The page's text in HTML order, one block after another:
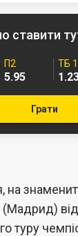
ставити
П2
5.95
ТБ
Грати
на
(Мадрид)
туру